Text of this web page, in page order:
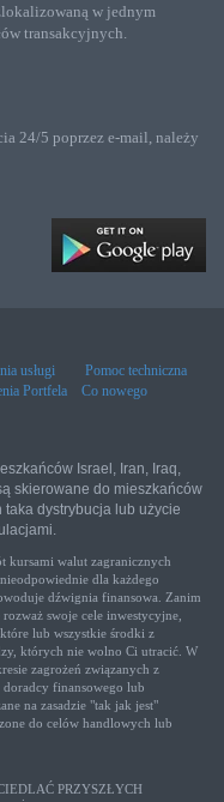
w jednym
transakcyjnych.
24/5 poprzez e-mail, należy
usługi
Pomoc techniczna
Portfela Co nowego
Israel, Iran, Iraq,
skierowane do mieszkańców
dystrybucja lub użycie
walut zagranicznych
dla każdego
dźwignia finansowa. Zanim
swoje cele inwestycyjne,
lub wszystkie środki z
których nie wolno Ci utracić. W
zagrożeń związanych z
finansowego lub
na zasadzie "tak jak jest"
do celów handlowych lub
PRZYSZŁYCH